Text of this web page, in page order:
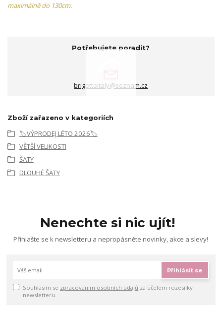
maximálně do 130cm.
Potřebujete poradit?
brigetteitaly@seznam.cz
Zboží zařazeno v kategoriích
🏷️VÝPRODEJ LÉTO 2026🏷️
VĚTŠÍ VELIKOSTI
ŠATY
DLOUHÉ ŠATY
Nenechte si nic ujít!
Přihlašte se k newsletteru a nepropásněte novinky, akce a slevy!
Přihlásit se
Souhlasím se zpracováním osobních údajů za účelem rozesílky
newsletteru.